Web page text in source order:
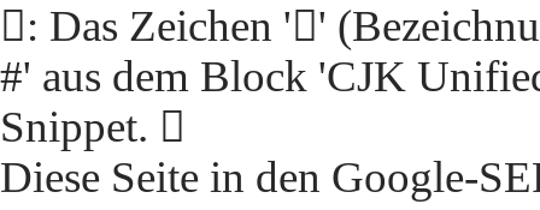
𩫜: Das Zeichen '𩫜'
#' aus dem Block 'CJK
Snippet. 𩫜
Diese Seite in den Google-